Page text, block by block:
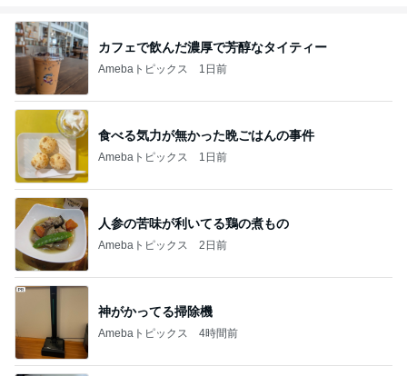
カフェで飲んだ濃厚で芳醇なタイティー
Amebaトピックス 1日前
食べる気力が無かった晩ごはんの事件
Amebaトピックス 1日前
人参の苦味が利いてる鶏の煮もの
Amebaトピックス 2日前
神がかってる掃除機
Amebaトピックス 4時間前